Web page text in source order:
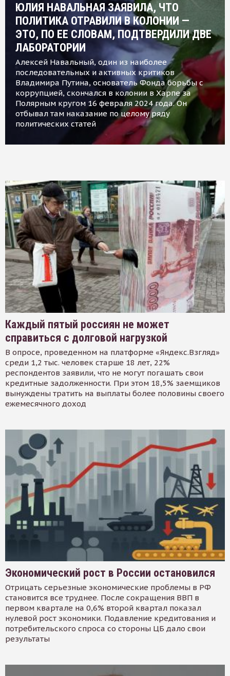
ЮЛИЯ НАВАЛЬНАЯ ЗАЯВИЛА, ЧТО
ПОЛИТИКА ОТРАВИЛИ В КОЛОНИИ —
ЭТО, ПО ЕЕ СЛОВАМ, ПОДТВЕРДИЛИ ДВЕ
ЛАБОРАТОРИИ
Алексей Навальный, один из наиболее
последовательных и активных критиков
Владимира Путина, основатель Фонда борьбы с
коррупцией, скончался в колонии в Харпе за
Полярным кругом 16 февраля 2024 года. Он
отбывал там наказание по целому ряду
политических статей
Каждый пятый россиян не может
справиться с долговой нагрузкой
В опросе, проведенном на платформе «Яндекс.Взгляд»
среди 1,2 тыс. человек старше 18 лет, 22%
респондентов заявили, что не могут погашать свои
кредитные задолженности. При этом 18,5% заемщиков
вынуждены тратить на выплаты более половины своего
ежемесячного доход
Экономический рост в России остановился
Отрицать серьезные экономические проблемы в РФ
становится все труднее. После сокращения ВВП в
первом квартале на 0,6% второй квартал показал
нулевой рост экономики. Подавление кредитования и
потребительского спроса со стороны ЦБ дало свои
результаты